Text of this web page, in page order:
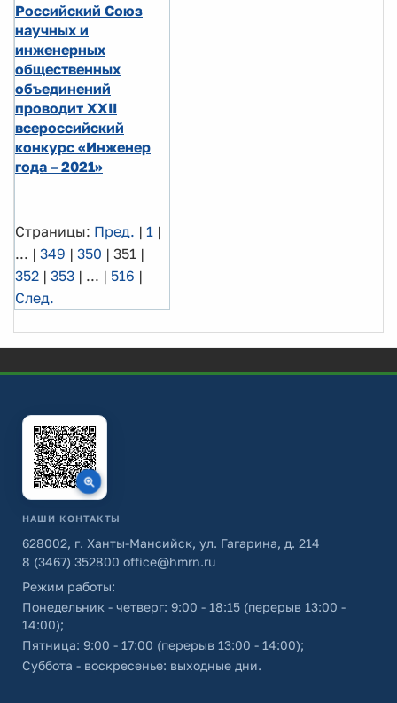
Российский Союз
научных и
инженерных
общественных
объединений
проводит XXII
всероссийский
конкурс «Инженер
года – 2021»
Страницы: Пред. | 1 |
... | 349 | 350 | 351 |
352 | 353 | ... | 516 |
След.
НАШИ КОНТАКТЫ
628002, г. Ханты-Мансийск, ул. Гагарина, д. 214
8 (3467) 352800 office@hmrn.ru
Режим работы:
Понедельник - четверг: 9:00 - 18:15 (перерыв 13:00 -
14:00);
Пятница: 9:00 - 17:00 (перерыв 13:00 - 14:00);
Суббота - воскресенье: выходные дни.